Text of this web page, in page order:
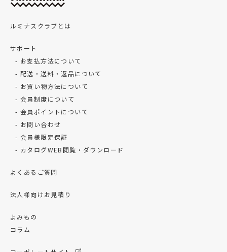
ルミナスクラブとは
サポート
お支払方法について
配送・送料・返品について
お買い物方法について
会員制度について
会員ポイントについて
お問い合わせ
会員様限定保証
カタログWEB閲覧・ダウンロード
よくあるご質問
法人様向けお見積り
よみもの
コラム